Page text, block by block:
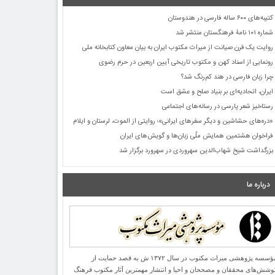
کتیبه‌های ۶۰۰ ساله فارسی در هندوستان
شماره ۱۰۱ نامۀ فرهنگستان منتشر شد
روایت یک قرن صیانت از میراث مکتوب ایران به بیان معاون کتابخانه ملی
رونمایی از اسناد کهن و مکتوب تاریخی آیین اربعین در حرم رضوی
چرا زبان فارسی در هند کم‌رنگ شد؟
ایران، اتحادیه‌ای بر بنیاد صلح و عشق است
رستاخیز شعر پارسی در رسانه‌های اجتماعی
«دره‌های حشاشین و دیگر سفرهای ایرانی»؛ روایتی از الموت، لرستان و ایلام
فراخوان هشتمین همایش ملّی زبان‌ها و گویش‌های ایران
بزرگداشت شیخ شهاب‌الدین سهروردی در سهرورد برگزار شد
درباره ما
مؤسسه پژوهشی میراث مكتوب در سال ۱۳۷۲ ش به قصد حمایت از
محققان و مصححان و احیا و انتشار مهمترین آثار مكتوب فرهنگ